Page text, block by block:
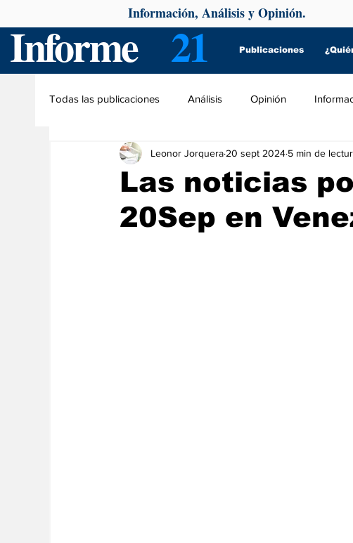
Informe 21 Publicaciones
Información, Análisis y Opinión.
Todas las publicaciones Análisis Opinión
Las noticias
20Sep en
Leonor Jorquera 20 sept 2024 5 min de